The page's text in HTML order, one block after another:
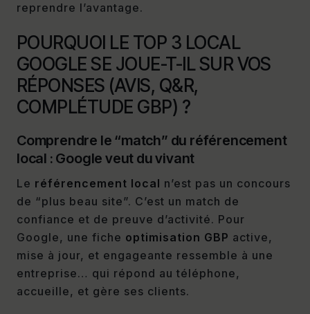
reprendre l’avantage.
POURQUOI LE TOP 3 LOCAL
GOOGLE SE JOUE-T-IL SUR VOS
RÉPONSES (AVIS, Q&R,
COMPLÉTUDE GBP) ?
Comprendre le “match” du référencement
local : Google veut du vivant
Le référencement local n’est pas un concours
de “plus beau site”. C’est un match de
confiance et de preuve d’activité. Pour
Google, une fiche optimisation GBP active,
mise à jour, et engageante ressemble à une
entreprise… qui répond au téléphone,
accueille, et gère ses clients.